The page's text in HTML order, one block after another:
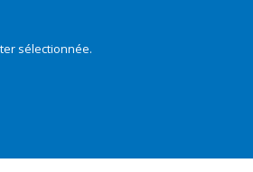
sélectionnée.